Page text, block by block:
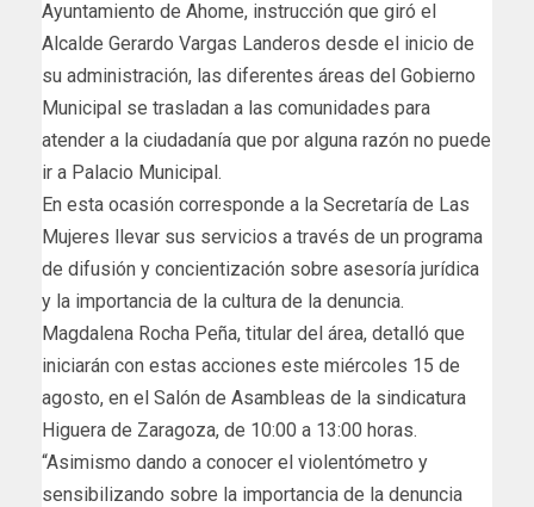
Ayuntamiento de Ahome, instrucción que giró el
Alcalde Gerardo Vargas Landeros desde el inicio de
su administración, las diferentes áreas del Gobierno
Municipal se trasladan a las comunidades para
atender a la ciudadanía que por alguna razón no puede
ir a Palacio Municipal.
En esta ocasión corresponde a la Secretaría de Las
Mujeres llevar sus servicios a través de un programa
de difusión y concientización sobre asesoría jurídica
y la importancia de la cultura de la denuncia.
Magdalena Rocha Peña, titular del área, detalló que
iniciarán con estas acciones este miércoles 15 de
agosto, en el Salón de Asambleas de la sindicatura
Higuera de Zaragoza, de 10:00 a 13:00 horas.
“Asimismo dando a conocer el violentómetro y
sensibilizando sobre la importancia de la denuncia